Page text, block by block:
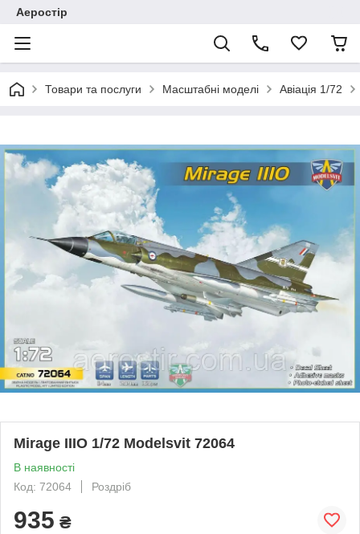
Аеростір
Товари та послуги Масштабні моделі Авіація 1/72
Mirage IIIO 1/72 Modelsvit 72064
В наявності
Код: 72064
Роздріб
935 ₴